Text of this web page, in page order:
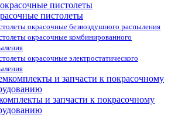
пистолеты
окрасочные безвоздушного распыления
окрасочные комбинированного
окрасочные электростатического
и запчасти к покрасочному